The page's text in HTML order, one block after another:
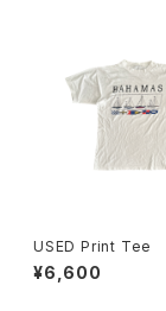
USED Print Tee
¥6,600